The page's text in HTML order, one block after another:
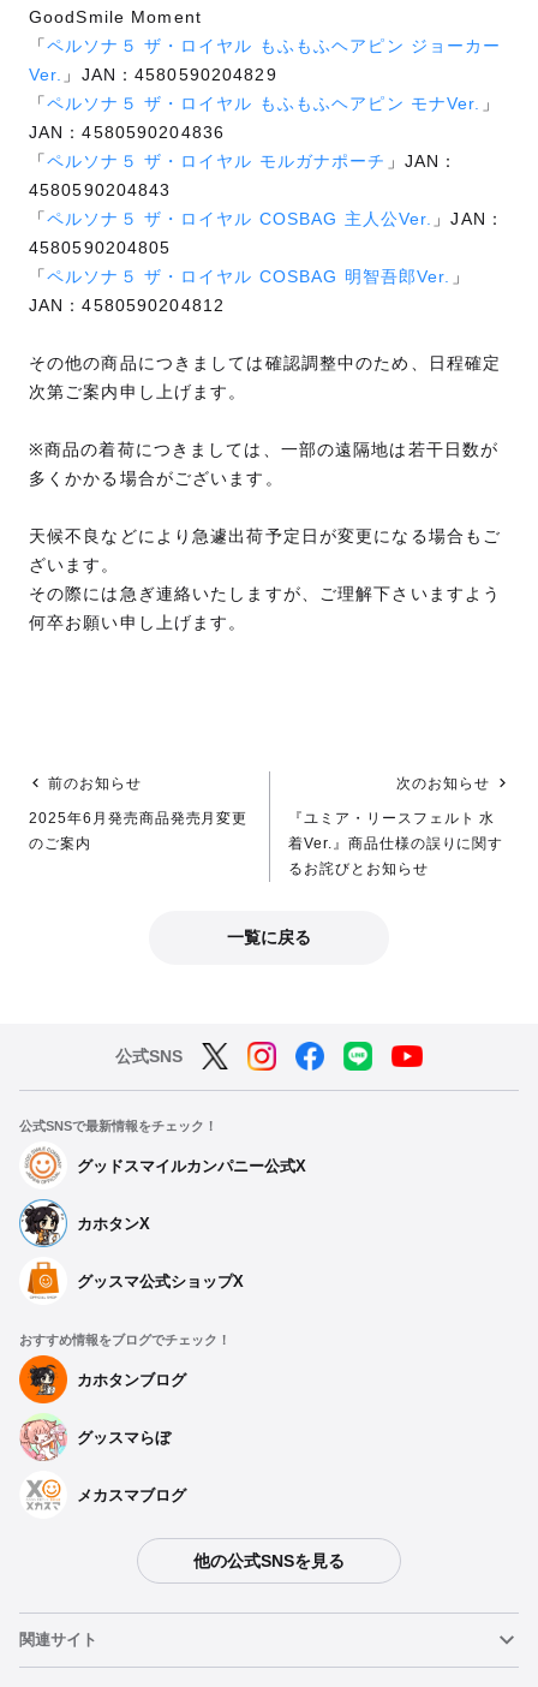
GoodSmile Moment
「ペルソナ５ ザ・ロイヤル もふもふヘアピン ジョーカー
Ver.
」JAN：4580590204829
「ペルソナ５ ザ・ロイヤル もふもふヘアピン モナVer.
」
JAN：4580590204836
「ペルソナ５ ザ・ロイヤル モルガナポーチ 」JAN：
4580590204843
「ペルソナ５ ザ・ロイヤル COSBAG 主人公Ver.
」JAN：
4580590204805
「ペルソナ５ ザ・ロイヤル COSBAG 明智吾郎Ver.
」
JAN：4580590204812
その他の商品につきましては確認調整中のため、日程確定
次第ご案内申し上げます。
※商品の着荷につきましては、一部の遠隔地は若干日数が
多くかかる場合がございます。
天候不良などにより急遽出荷予定日が変更になる場合もご
ざいます。
その際には急ぎ連絡いたしますが、ご理解下さいますよう
何卒お願い申し上げます。
前のお知らせ
2025年6月発売商品発売月変更
のご案内
次のお知らせ
『ユミア・リースフェルト 水
着Ver.』商品仕様の誤りに関す
るお詫びとお知らせ
一覧に戻る
公式SNS
公式SNSで最新情報をチェック！
グッドスマイルカンパニー公式X
カホタンX
グッスマ公式ショップX
おすすめ情報をブログでチェック！
カホタンブログ
グッスマらぼ
メカスマブログ
他の公式SNSを見る
関連サイト